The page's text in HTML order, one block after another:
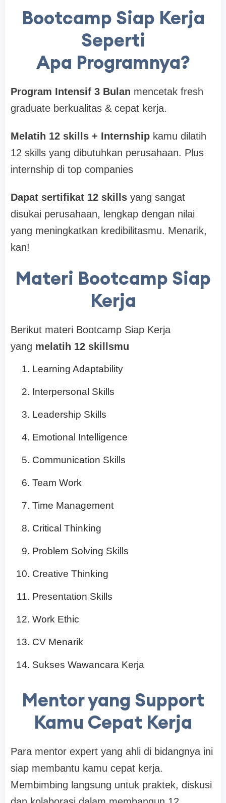
Bootcamp Siap Kerja
Seperti
Apa Programnya?
Program Intensif 3 Bulan mencetak fresh
graduate berkualitas & cepat kerja.
Melatih 12 skills + Internship kamu dilatih
12 skills yang dibutuhkan perusahaan. Plus
internship di top companies
Dapat sertifikat 12 skills yang sangat
disukai perusahaan, lengkap dengan nilai
yang meningkatkan kredibilitasmu. Menarik,
kan!
Mаtеrі Bootcamp Siap
Kerja
Berikut materi Bootcamp Siap Kerja
yang melatih 12 skillsmu
Learning Adaptability
Interpersonal Skills
Leadership Skills
Emotional Intelligence
Communication Skills
Team Work
Time Management
Critical Thinking
Problem Solving Skills
Creative Thinking
Presentation Skills
Work Ethic
CV Menarik
Sukses Wawancara Kerja
Mentor yang Support
Kamu Cepat Kerja
Para mentor expert yang ahli di bidangnya ini
siap membantu kamu cepat kerja.
Membimbing langsung untuk praktek, diskusi